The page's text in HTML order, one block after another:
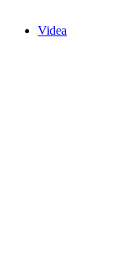
Videa